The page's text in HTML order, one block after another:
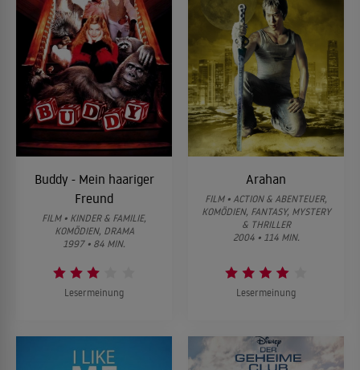
Buddy - Mein haariger
Freund
FILM • KINDER & FAMILIE,
KOMÖDIEN, DRAMA
1997 • 84 MIN.
Lesermeinung
Arahan
FILM • ACTION & ABENTEUER,
KOMÖDIEN, FANTASY, MYSTERY
& THRILLER
2004 • 114 MIN.
Lesermeinung